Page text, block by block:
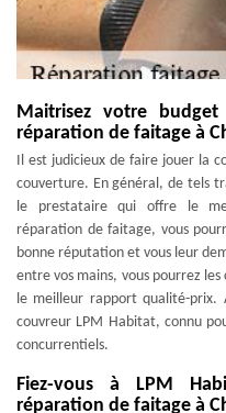
Maitrisez votre
réparation de faitage à
Il est judicieux de faire jouer la
couverture. En général, de tels
le prestataire qui offre le
réparation de faitage, vous
bonne réputation et vous leur
entre vos mains, vous pourrez
le meilleur rapport qualité-prix.
couvreur LPM Habitat, connu
concurrentiels.
Fiez-vous à LPM
réparation de faitage à